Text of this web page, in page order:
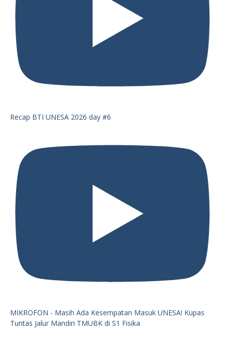
Recap BTI UNESA 2026 day #6
MIKROFON - Masih Ada Kesempatan Masuk UNESA! Kupas
Tuntas Jalur Mandiri TMUBK di S1 Fisika